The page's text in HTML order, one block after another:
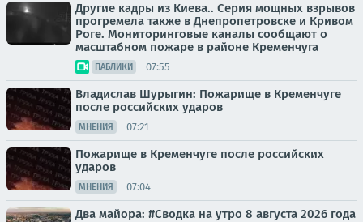
Другие кадры из Киева.. Серия мощных взрывов
прогремела также в Днепропетровске и Кривом
Роге. Мониторинговые каналы сообщают о
масштабном пожаре в районе Кременчуга
ПАБЛИКИ 07:55
Владислав Шурыгин: Пожарище в Кременчуге
после российских ударов
МНЕНИЯ 07:21
Пожарище в Кременчуге после российских
ударов
МНЕНИЯ 07:04
Два майора: #Сводка на утро 8 августа 2026 года